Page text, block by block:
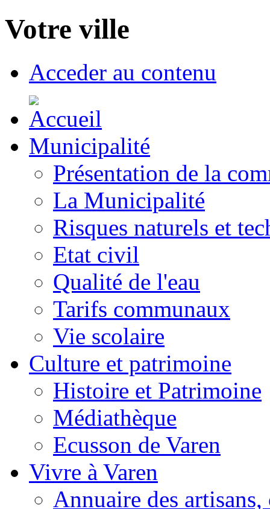
Votre ville
Acceder au contenu
Municipalité
Présentation de la
La Municipalité
Risques naturels et
Etat civil
Qualité de l'eau
Tarifs communaux
Vie scolaire
Culture et patrimoine
Histoire et Patrimoine
Médiathèque
Ecusson de Varen
Vivre à Varen
Annuaire des